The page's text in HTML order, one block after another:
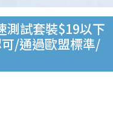
測試套裝$19以下
/通過歐盟標準/